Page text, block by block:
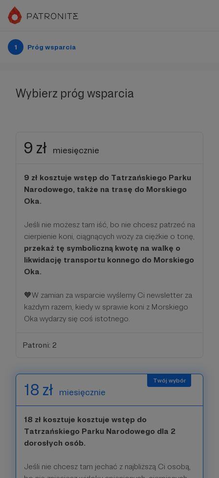
1 Próg wsparcia
Wybierz próg wsparcia
9 zł miesięcznie
9 zł kosztuje wstęp do Tatrzańskiego Parku
Narodowego, także na trasę do Morskiego
Oka.
Jeśli nie możesz tam iść, bo nie chcesz patrzeć na
cierpienie koni, ciągnących wozy za ciężkie o tonę,
przekaż tę symboliczną kwotę na walkę o
likwidację transportu konnego do Morskiego
Oka.
🧡W zamian za wsparcie wyślemy Ci newsletter za
każdym razem, kiedy w sprawie koni z Morskiego
Oka wydarzy się coś istotnego.
Patroni: 2
18 zł miesięcznie
18 zł kosztuje kosztuje wstęp do
Tatrzańskiego Parku Narodowego dla 2
dorosłych osób.
Jeśli nie chcesz tam jechać z najbliższą Ci osobą,